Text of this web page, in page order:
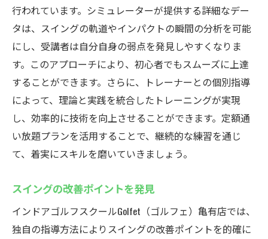
行われています。シミュレーターが提供する詳細なデー
タは、スイングの軌道やインパクトの瞬間の分析を可能
にし、受講者は自分自身の弱点を発見しやすくなりま
す。このアプローチにより、初心者でもスムーズに上達
することができます。さらに、トレーナーとの個別指導
によって、理論と実践を統合したトレーニングが実現
し、効率的に技術を向上させることができます。定額通
い放題プランを活用することで、継続的な練習を通じ
て、着実にスキルを磨いていきましょう。
スイングの改善ポイントを発見
インドアゴルフスクールGolfet（ゴルフェ）亀有店では、
独自の指導方法によりスイングの改善ポイントを的確に